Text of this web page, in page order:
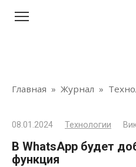
Главная » Журнал »
08.01.2024 Технологии
В WhatsApp будет
функция